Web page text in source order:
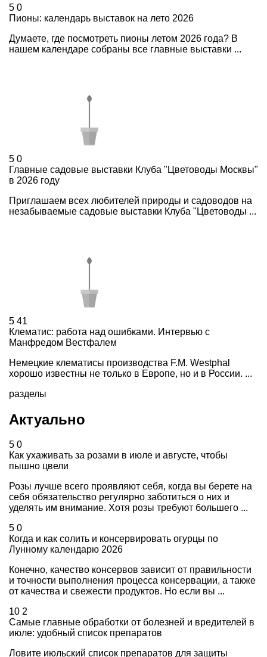
5 0
Пионы: календарь выставок на лето 2026
Думаете, где посмотреть пионы летом 2026 года? В
нашем календаре собраны все главные выставки ...
5 0
Главные садовые выставки Клуба "Цветоводы Москвы"
в 2026 году
Приглашаем всех любителей природы и садоводов на
незабываемые садовые выставки Клуба "Цветоводы ...
5 41
Клематис: работа над ошибками. Интервью с
Манфредом Вестфалем
Немецкие клематисы производства F.M. Westphal
хорошо известны не только в Европе, но и в России. ...
разделы
Актуально
5 0
Как ухаживать за розами в июле и августе, чтобы
пышно цвели
Розы лучше всего проявляют себя, когда вы берете на
себя обязательство регулярно заботиться о них и
уделять им внимание. Хотя розы требуют большего ...
5 0
Когда и как солить и консервировать огурцы по
Лунному календарю 2026
Конечно, качество консервов зависит от правильности
и точности выполнения процесса консервации, а также
от качества и свежести продуктов. Но если вы ...
10 2
Самые главные обработки от болезней и вредителей в
июле: удобный список препаратов
Ловите июльский список препаратов для защиты